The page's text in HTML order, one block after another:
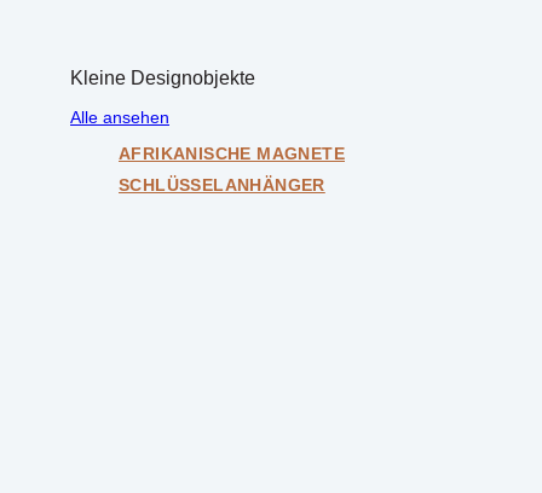
Kleine Designobjekte
Alle ansehen
AFRIKANISCHE MAGNETE
SCHLÜSSELANHÄNGER